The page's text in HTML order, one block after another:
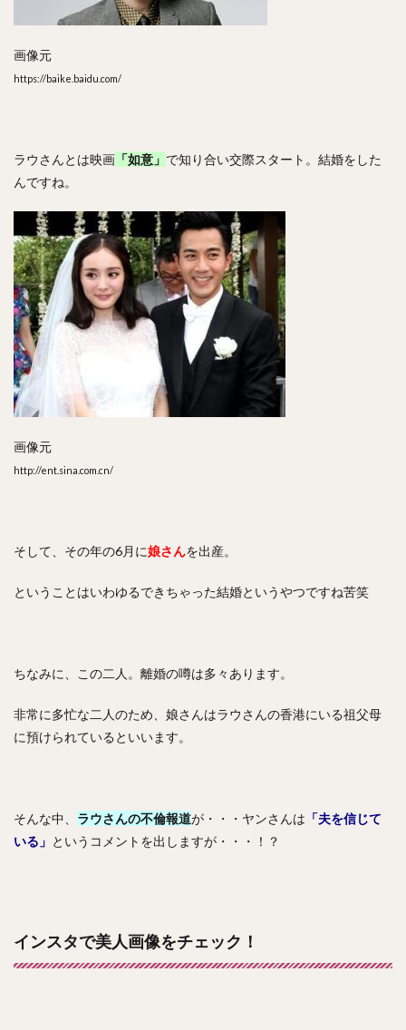
画像元
https://baike.baidu.com/
ラウさんとは映画 「如意」 で知り合い交際スタート。結婚をした
んですね。
画像元
http://ent.sina.com.cn/
そして、その年の6月に娘さんを出産。
ということはいわゆるできちゃった結婚というやつですね苦笑
ちなみに、この二人。離婚の噂は多々あります。
非常に多忙な二人のため、娘さんはラウさんの香港にいる祖父母
に預けられているといいます。
そんな中、 ラウさんの不倫報道が・・・ヤンさんは 「夫を信じて
いる」 というコメントを出しますが・・・！？
インスタで美人画像をチェック！